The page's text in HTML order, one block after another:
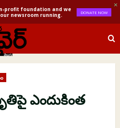
profit foundation and we
newsroom running.
DONATE NOW
ఎందుకింత